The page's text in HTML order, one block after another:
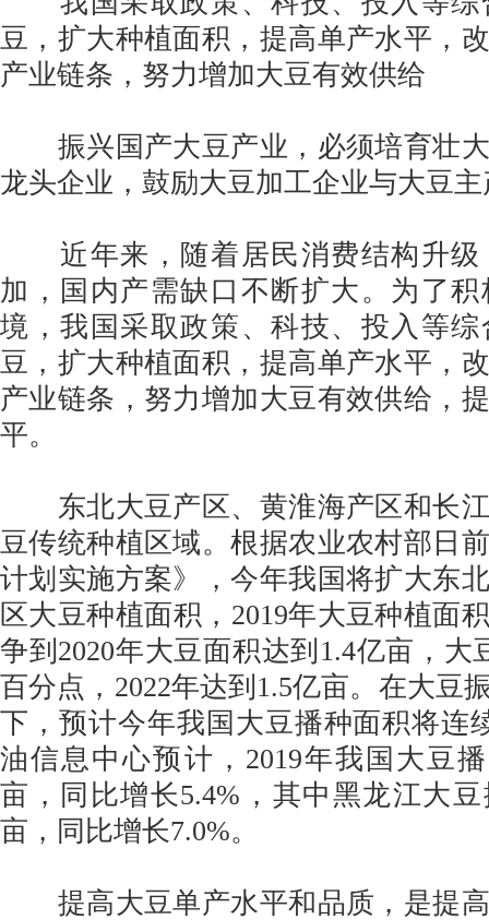
豆，扩大种植面积，提高单产水平，
产业链条，努力增加大豆有效供给
振兴国产大豆产业，必须培育壮大
龙头企业，鼓励大豆加工企业与大豆
近年来，随着居民消费结构升级
加，国内产需缺口不断扩大。为了
境，我国采取政策、科技、投入等
豆，扩大种植面积，提高单产水平，
产业链条，努力增加大豆有效供给，
平。
东北大豆产区、黄淮海产区和长江
豆传统种植区域。根据农业农村部日
计划实施方案》，今年我国将扩大东
区大豆种植面积，2019年大豆种植面
争到2020年大豆面积达到1.4亿亩，大
百分点，2022年达到1.5亿亩。在大豆
下，预计今年我国大豆播种面积将连
油信息中心预计，2019年我国大豆
亩，同比增长5.4%，其中黑龙江大
亩，同比增长7.0%。
提高大豆单产水平和品质，是提高